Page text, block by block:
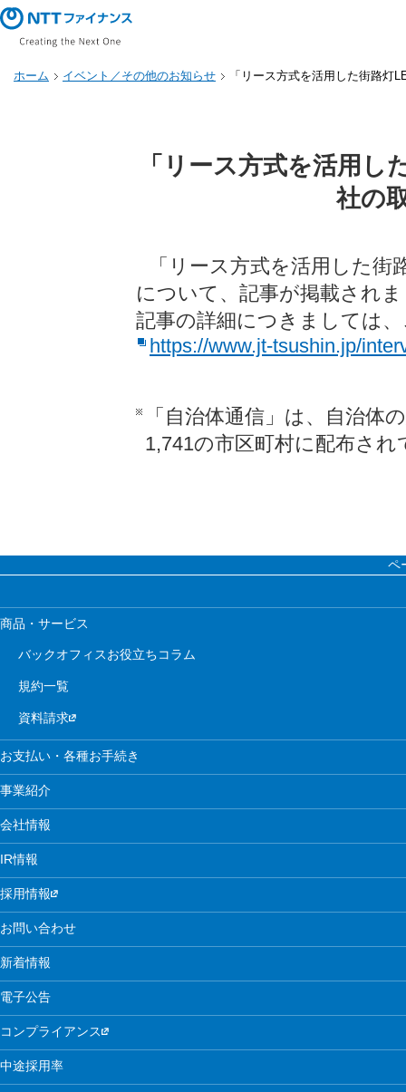
ホーム イベント／その他のお知らせ 「リース方式を活用した街路灯
「リース方式を活用
社の
「リース方式を活用した
について、記事が掲載され
記事の詳細につきましては
https://www.jt-tsushin.jp/
「自治体通信」は、自治体
1,741の市区町村に配布され
ペ
商品・サービス
バックオフィスお役立ちコラム
規約一覧
資料請求
お支払い・各種お手続き
事業紹介
会社情報
IR情報
採用情報
お問い合わせ
新着情報
電子公告
コンプライアンス
中途採用率